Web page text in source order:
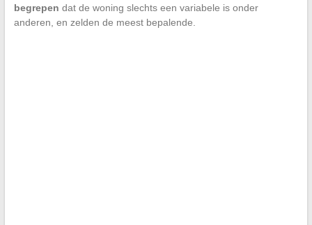
begrepen dat de woning slechts een variabele is onder
anderen, en zelden de meest bepalende.